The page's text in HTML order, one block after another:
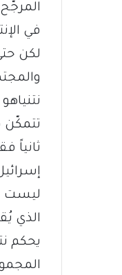
في
لكن
تتمكّن
ثانياً
ليست
الذي
يحكم